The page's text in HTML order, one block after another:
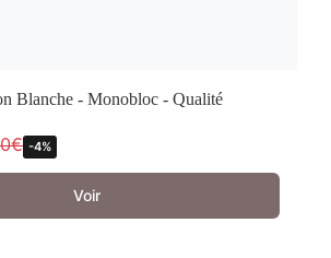
Blanche - Monobloc - Qualité
€ -4%
Voir